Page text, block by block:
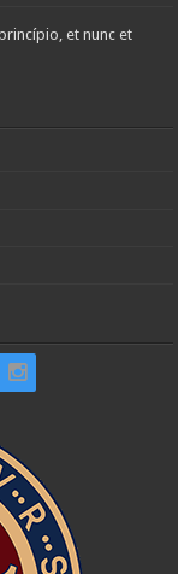
et nunc et